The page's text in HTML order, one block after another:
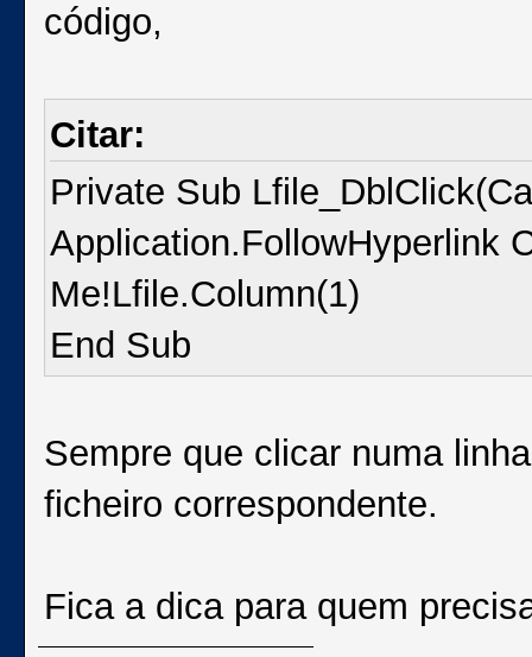
código,
Citar:
Private Sub
Application.FollowHyperlink
Me!Lfile.Column(1)
End Sub
Sempre que clicar numa
ficheiro correspondente.
Fica a dica para quem